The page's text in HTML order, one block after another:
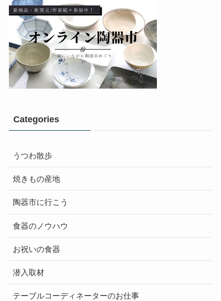
Categories
うつわ散歩
焼きもの産地
陶器市に行こう
食器のノウハウ
お祝いの食器
潜入取材
テーブルコーディネーターのお仕事